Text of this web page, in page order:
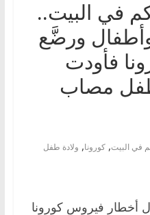
في البيت..
ورضَّع
فأودت
طفل مصاب
في البيت, كورونا, ولادة طفل
أخطار فيروس كورونا